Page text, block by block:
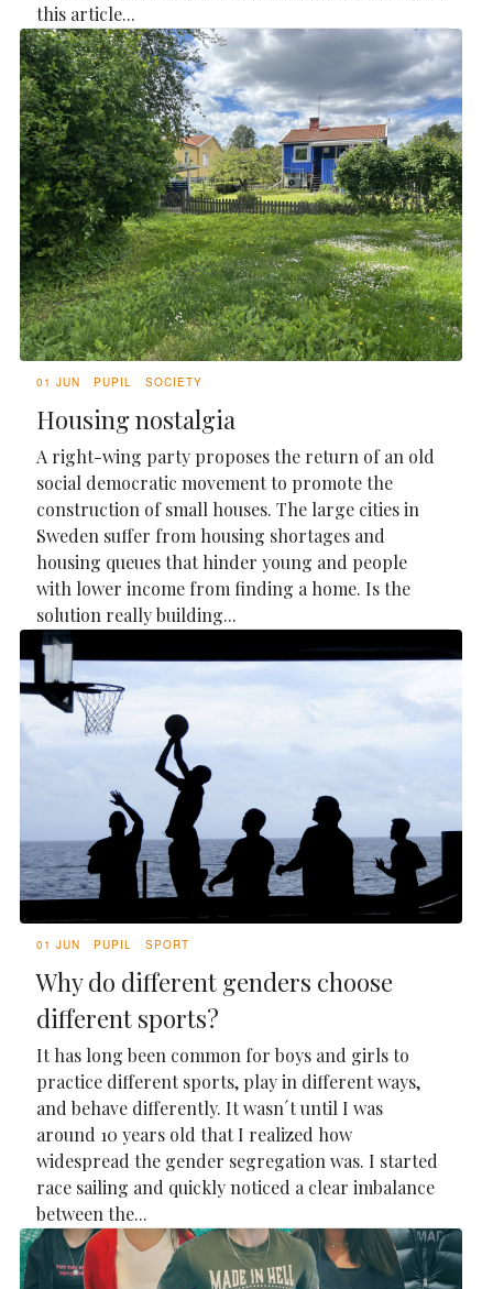
this article...
01 JUN PUPIL SOCIETY
Housing nostalgia
A right-wing party proposes the return of an old
social democratic movement to promote the
construction of small houses. The large cities in
Sweden suffer from housing shortages and
housing queues that hinder young and people
with lower income from finding a home. Is the
solution really building...
01 JUN PUPIL SPORT
Why do different genders choose
different sports?
It has long been common for boys and girls to
practice different sports, play in different ways,
and behave differently. It wasn´t until I was
around 10 years old that I realized how
widespread the gender segregation was. I started
race sailing and quickly noticed a clear imbalance
between the...